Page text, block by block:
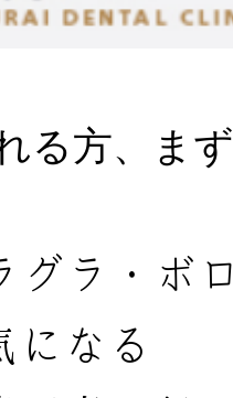
る方、ま
グラ・ボ
になる